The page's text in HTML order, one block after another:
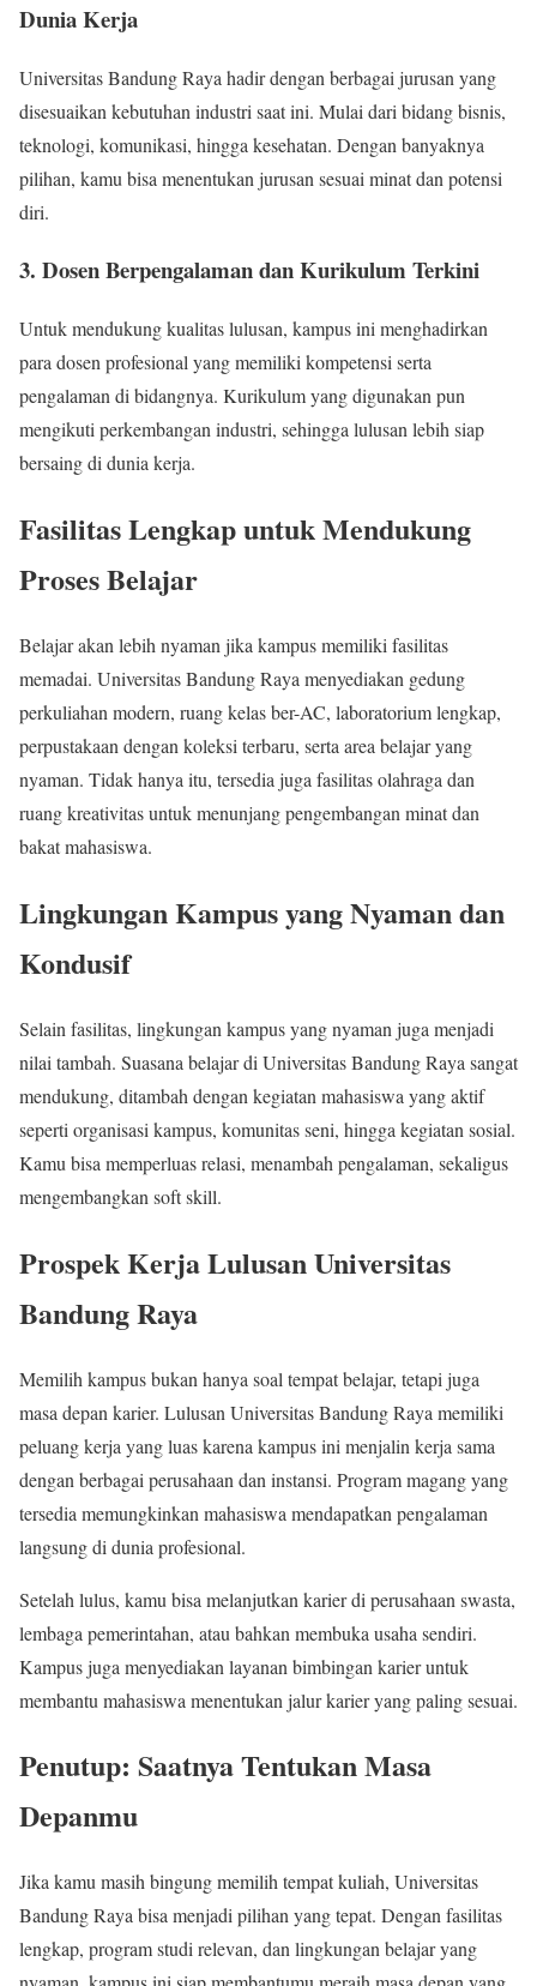
Dunia Kerja
Universitas Bandung Raya hadir dengan berbagai jurusan yang
disesuaikan kebutuhan industri saat ini. Mulai dari bidang bisnis,
teknologi, komunikasi, hingga kesehatan. Dengan banyaknya
pilihan, kamu bisa menentukan jurusan sesuai minat dan potensi
diri.
3. Dosen Berpengalaman dan Kurikulum Terkini
Untuk mendukung kualitas lulusan, kampus ini menghadirkan
para dosen profesional yang memiliki kompetensi serta
pengalaman di bidangnya. Kurikulum yang digunakan pun
mengikuti perkembangan industri, sehingga lulusan lebih siap
bersaing di dunia kerja.
Fasilitas Lengkap untuk Mendukung
Proses Belajar
Belajar akan lebih nyaman jika kampus memiliki fasilitas
memadai. Universitas Bandung Raya menyediakan gedung
perkuliahan modern, ruang kelas ber-AC, laboratorium lengkap,
perpustakaan dengan koleksi terbaru, serta area belajar yang
nyaman. Tidak hanya itu, tersedia juga fasilitas olahraga dan
ruang kreativitas untuk menunjang pengembangan minat dan
bakat mahasiswa.
Lingkungan Kampus yang Nyaman dan
Kondusif
Selain fasilitas, lingkungan kampus yang nyaman juga menjadi
nilai tambah. Suasana belajar di Universitas Bandung Raya sangat
mendukung, ditambah dengan kegiatan mahasiswa yang aktif
seperti organisasi kampus, komunitas seni, hingga kegiatan sosial.
Kamu bisa memperluas relasi, menambah pengalaman, sekaligus
mengembangkan soft skill.
Prospek Kerja Lulusan Universitas
Bandung Raya
Memilih kampus bukan hanya soal tempat belajar, tetapi juga
masa depan karier. Lulusan Universitas Bandung Raya memiliki
peluang kerja yang luas karena kampus ini menjalin kerja sama
dengan berbagai perusahaan dan instansi. Program magang yang
tersedia memungkinkan mahasiswa mendapatkan pengalaman
langsung di dunia profesional.
Setelah lulus, kamu bisa melanjutkan karier di perusahaan swasta,
lembaga pemerintahan, atau bahkan membuka usaha sendiri.
Kampus juga menyediakan layanan bimbingan karier untuk
membantu mahasiswa menentukan jalur karier yang paling sesuai.
Penutup: Saatnya Tentukan Masa
Depanmu
Jika kamu masih bingung memilih tempat kuliah, Universitas
Bandung Raya bisa menjadi pilihan yang tepat. Dengan fasilitas
lengkap, program studi relevan, dan lingkungan belajar yang